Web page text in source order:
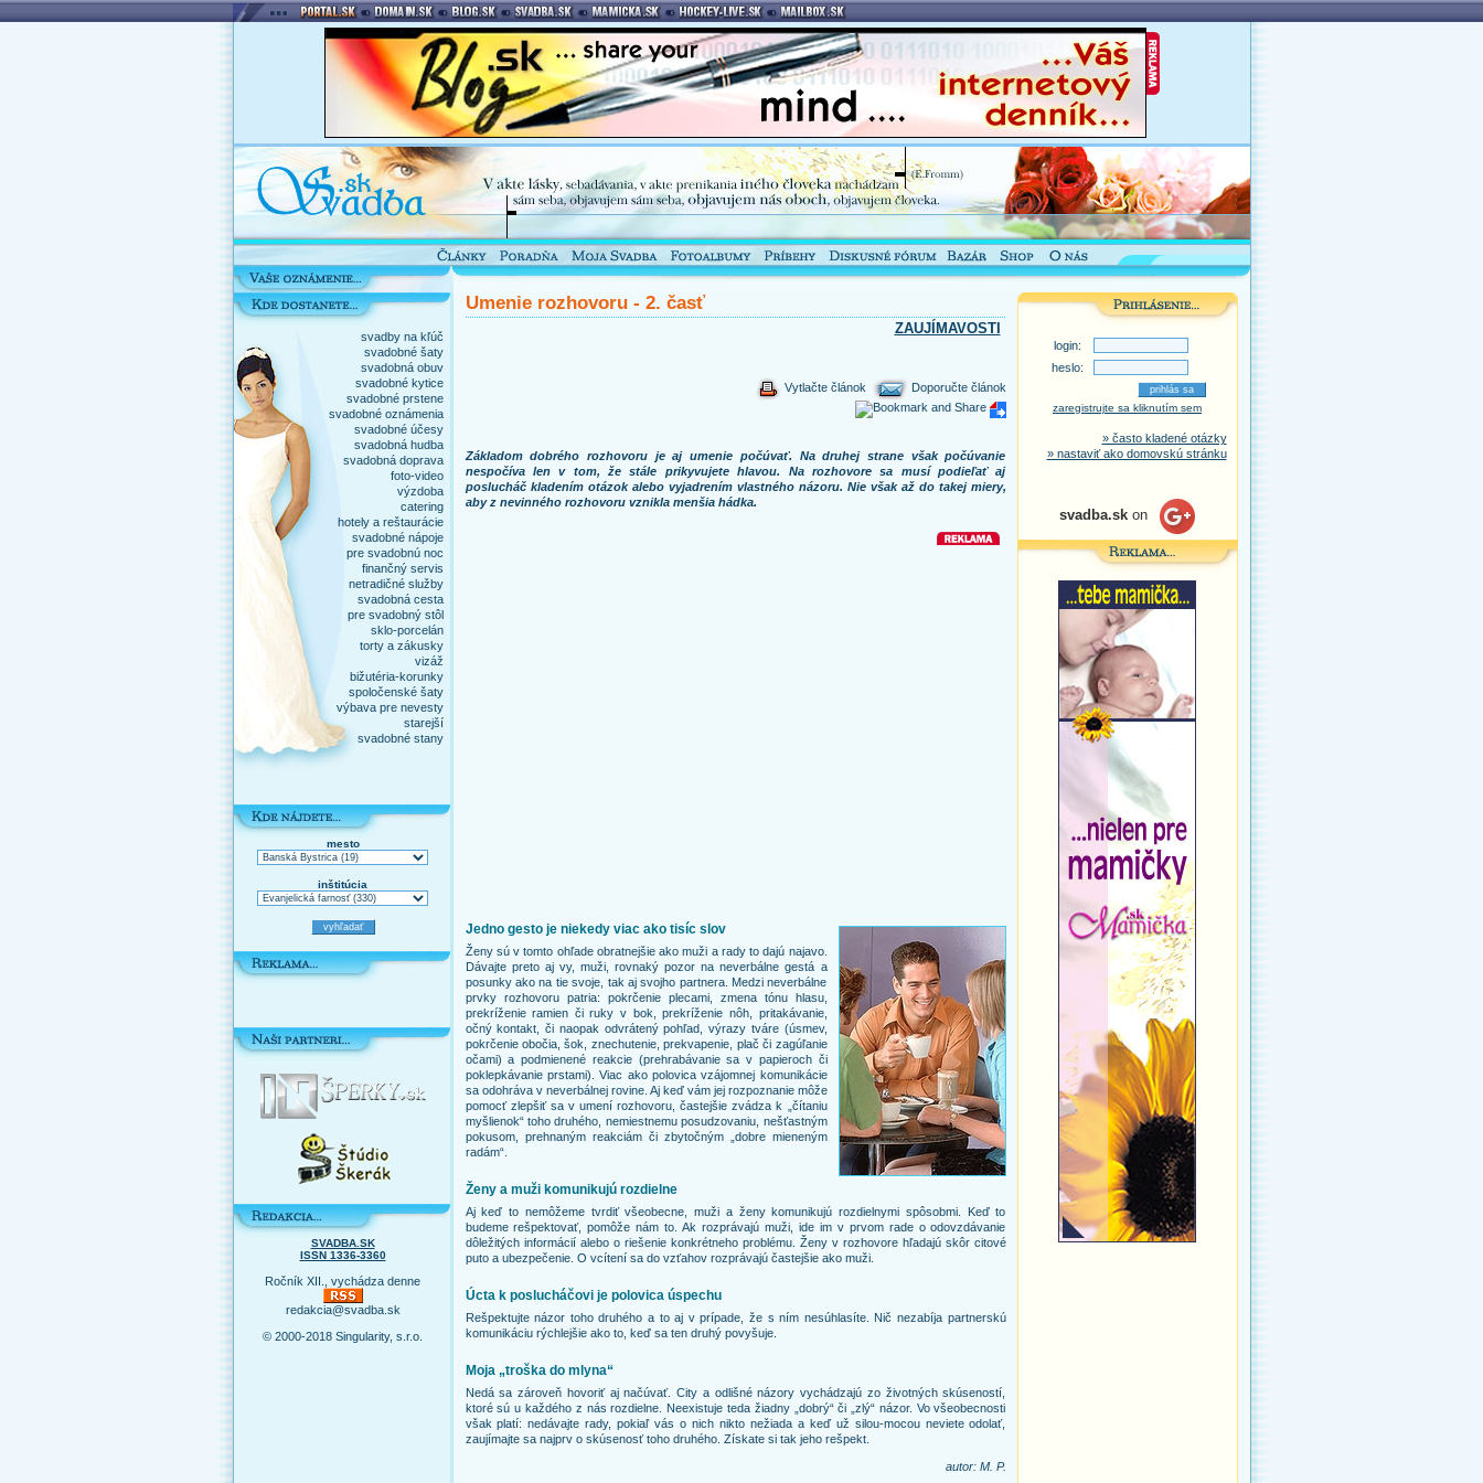
svadby na kľúč
svadobné šaty
svadobná obuv
svadobné kytice
svadobné prstene
svadobné oznámenia
svadobné účesy
svadobná hudba
svadobná doprava
foto-video
výzdoba
catering
hotely a reštaurácie
svadobné nápoje
pre svadobnú noc
finančný servis
netradičné služby
svadobná cesta
pre svadobný stôl
sklo-porcelán
torty a zákusky
vizáž
bižutéria-korunky
spoločenské šaty
výbava pre nevesty
starejší
svadobné stany
mesto
inštitúcia
SVADBA.SK
ISSN 1336-3360
Ročník XII., vychádza denne
redakcia@svadba.sk
© 2000-2018 Singularity, s.r.o.
Umenie rozhovoru - 2. časť
ZAUJÍMAVOSTI
Vytlačte článok Doporučte článok
Základom dobrého rozhovoru je aj umenie počúvať. Na druhej strane však počúvanie
nespočíva len v tom, že stále prikyvujete hlavou. Na rozhovore sa musí podieľať aj
poslucháč kladením otázok alebo vyjadrením vlastného názoru. Nie však až do takej miery,
aby z nevinného rozhovoru vznikla menšia hádka.
Jedno gesto je niekedy viac ako tisíc slov
Ženy sú v tomto ohľade obratnejšie ako muži a rady to dajú najavo.
Dávajte preto aj vy, muži, rovnaký pozor na neverbálne gestá a
posunky ako na tie svoje, tak aj svojho partnera. Medzi neverbálne
prvky rozhovoru patria: pokrčenie plecami, zmena tónu hlasu,
prekríženie ramien či ruky v bok, prekríženie nôh, pritakávanie,
očný kontakt, či naopak odvrátený pohľad, výrazy tváre (úsmev,
pokrčenie obočia, šok, znechutenie, prekvapenie, plač či zagúľanie
očami) a podmienené reakcie (prehrabávanie sa v papieroch či
poklepkávanie prstami). Viac ako polovica vzájomnej komunikácie
sa odohráva v neverbálnej rovine. Aj keď vám jej rozpoznanie môže
pomocť zlepšiť sa v umení rozhovoru, častejšie zvádza k „čítaniu
myšlienok“ toho druhého, nemiestnemu posudzovaniu, nešťastným
pokusom, prehnaným reakciám či zbytočným „dobre mieneným
radám“.
Ženy a muži komunikujú rozdielne
Aj keď to nemôžeme tvrdiť všeobecne, muži a ženy komunikujú rozdielnymi spôsobmi. Keď to
budeme rešpektovať, pomôže nám to. Ak rozprávajú muži, ide im v prvom rade o odovzdávanie
dôležitých informácií alebo o riešenie konkrétneho problému. Ženy v rozhovore hľadajú skôr citové
puto a ubezpečenie. O vcítení sa do vzťahov rozprávajú častejšie ako muži.
Úcta k poslucháčovi je polovica úspechu
Rešpektujte názor toho druhého a to aj v prípade, že s ním nesúhlasíte. Nič nezabíja partnerskú
komunikáciu rýchlejšie ako to, keď sa ten druhý povyšuje.
Moja „troška do mlyna“
Nedá sa zároveň hovoriť aj načúvať. City a odlišné názory vychádzajú zo životných skúseností,
ktoré sú u každého z nás rozdielne. Neexistuje teda žiadny „dobrý“ či „zlý“ názor. Vo všeobecnosti
však platí: nedávajte rady, pokiaľ vás o nich nikto nežiada a keď už silou-mocou neviete odolať,
zaujímajte sa najprv o skúsenosť toho druhého. Získate si tak jeho rešpekt.
autor: M. P.
login:
heslo:
zaregistrujte sa kliknutím sem
» často kladené otázky
» nastaviť ako domovskú stránku
svadba.sk on